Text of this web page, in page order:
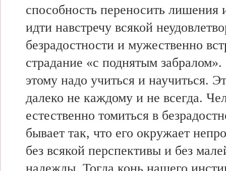
способность переносить лишения
идти навстречу всякой
безрадостности и мужественно
страдание «с поднятым
этому надо учиться и научиться.
далеко не каждому и не всегда.
естественно томиться в
бывает так, что его окружает
без всякой перспективы и без
надежды. Тогда конь нашего